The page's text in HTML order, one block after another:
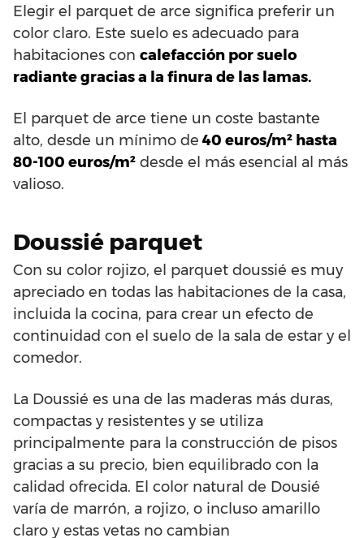
Elegir el parquet de arce significa preferir un
color claro. Este suelo es adecuado para
habitaciones con calefacción por suelo
radiante gracias a la finura de las lamas.
El parquet de arce tiene un coste bastante
alto, desde un mínimo de 40 euros/m² hasta
80-100 euros/m² desde el más esencial al más
valioso.
Doussié parquet
Con su color rojizo, el parquet doussié es muy
apreciado en todas las habitaciones de la casa,
incluida la cocina, para crear un efecto de
continuidad con el suelo de la sala de estar y el
comedor.
La Doussié es una de las maderas más duras,
compactas y resistentes y se utiliza
principalmente para la construcción de pisos
gracias a su precio, bien equilibrado con la
calidad ofrecida. El color natural de Dousié
varía de marrón, a rojizo, o incluso amarillo
claro y estas vetas no cambian